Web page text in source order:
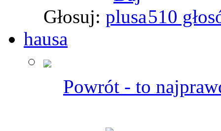
Głosuj:
510
hausa
Powrót - to